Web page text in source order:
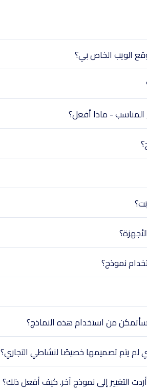
الويب الخاص بي؟
المناسب - ماذا أفعل؟
نموذج؟
سأتمكن من استخدام هذه النماذج؟
لم يتم تصميمها خصيصًا لنشاطي التجاري؟
التغيير إلى نموذج آخر. كيف أفعل ذلك؟